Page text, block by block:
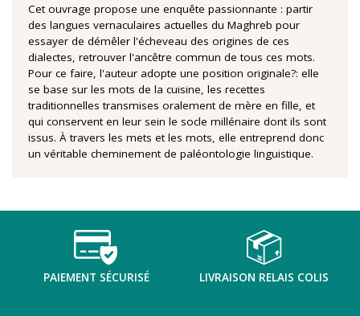
Cet ouvrage propose une enquête passionnante : partir
des langues vernaculaires actuelles du Maghreb pour
essayer de démêler l'écheveau des origines de ces
dialectes, retrouver l'ancêtre commun de tous ces mots.
Pour ce faire, l'auteur adopte une position originale?: elle
se base sur les mots de la cuisine, les recettes
traditionnelles transmises oralement de mère en fille, et
qui conservent en leur sein le socle millénaire dont ils sont
issus. À travers les mets et les mots, elle entreprend donc
un véritable cheminement de paléontologie linguistique.
PAIEMENT SÉCURISÉ LIVRAISON RELAIS COLIS